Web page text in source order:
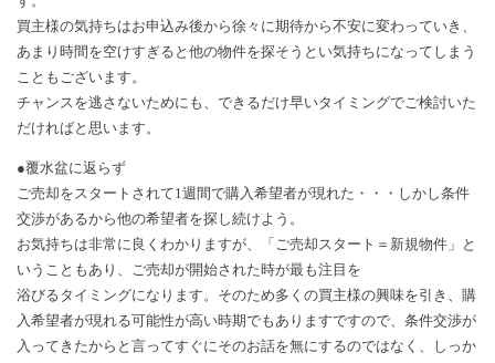
買主様の気持ちはお申込み後から徐々に期待から不安に変わっていき、
あまり時間を空けすぎると他の物件を探そうとい気持ちになってしまう
こともございます。
チャンスを逃さないためにも、できるだけ早いタイミングでご検討いた
だければと思います。
●覆水盆に返らず
ご売却をスタートされて1週間で購入希望者が現れた・・・しかし条件
交渉があるから他の希望者を探し続けよう。
お気持ちは非常に良くわかりますが、「ご売却スタート＝新規物件」と
いうこともあり、ご売却が開始された時が最も注目を
浴びるタイミングになります。そのため多くの買主様の興味を引き、購
入希望者が現れる可能性が高い時期でもありますですので、条件交渉が
入ってきたからと言ってすぐにそのお話を無にするのではなく、しっか